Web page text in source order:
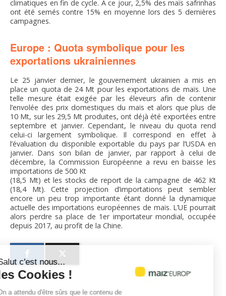
climatiques en fin de cycle. A ce jour, 2,5% des maïs safrinhas
ont été semés contre 15% en moyenne lors des 5 dernières
campagnes.
Europe : Quota symbolique pour les
exportations ukrainiennes
Le 25 janvier dernier, le gouvernement ukrainien a mis en
place un quota de 24 Mt pour les exportations de maïs. Une
telle mesure était exigée par les éleveurs afin de contenir
l’envolée des prix domestiques du maïs et alors que plus de
10 Mt, sur les 29,5 Mt produites, ont déjà été exportées entre
septembre et janvier. Cependant, le niveau du quota rend
celui-ci largement symbolique. Il correspond en effet à
l’évaluation du disponible exportable du pays par l’USDA en
janvier. Dans son bilan de janvier, par rapport à celui de
décembre, la Commission Européenne a revu en baisse les
importations de 500 Kt
(18,5 Mt) et les stocks de report de la campagne de 462 Kt
(18,4 Mt). Cette projection d’importations peut sembler
encore un peu trop importante étant donné la dynamique
actuelle des importations européennes de maïs. L’UE pourrait
alors perdre sa place de 1er importateur mondial, occupée
depuis 2017, au profit de la Chine.
Salut c'est nous...
les Cookies !
On a attendu d'être sûrs que le contenu de